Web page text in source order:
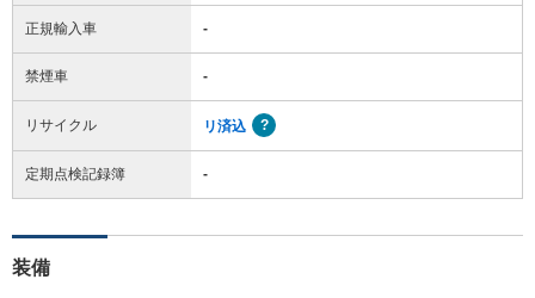
正規輸入車 -
禁煙車 -
リサイクル リ済込
定期点検記録簿 -
装備